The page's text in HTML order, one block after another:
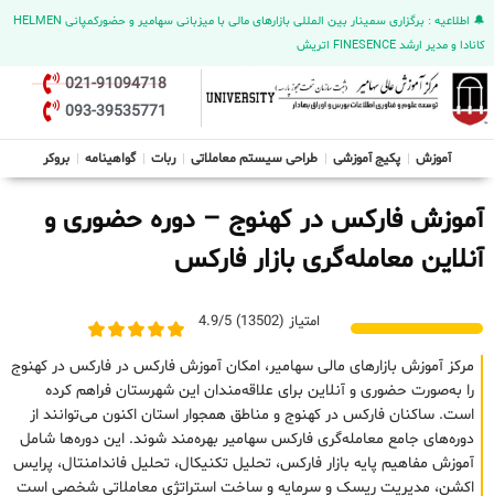
🔔 اطلاعیه : برگزاری سمینار بین المللی بازارهای مالی با میزبانی سهامیر و حضورکمپانی HELMEN
کانادا و مدیر ارشد FINESENCE اتریش
021-91094718
093-39535771
آموزش پکیج آموزشی طراحی سیستم معاملاتی ربات گواهینامه بروکر
آموزش فارکس در کهنوج – دوره حضوری و
آنلاین معامله‌گری بازار فارکس
امتیاز (13502) 4.9/5
مرکز آموزش بازارهای مالی سهامیر، امکان آموزش فارکس در فارکس در کهنوج
را به‌صورت حضوری و آنلاین برای علاقه‌مندان این شهرستان فراهم کرده
است. ساکنان فارکس در کهنوج و مناطق همجوار استان اکنون می‌توانند از
دوره‌های جامع معامله‌گری فارکس سهامیر بهره‌مند شوند. این دوره‌ها شامل
آموزش مفاهیم پایه بازار فارکس، تحلیل تکنیکال، تحلیل فاندامنتال، پرایس
اکشن، مدیریت ریسک و سرمایه و ساخت استراتژی معاملاتی شخصی است